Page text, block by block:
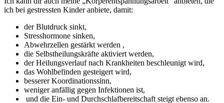
ich bei gestressten Kinder anbiete, damit:
der Blutdruck sinkt,
Stresshormone sinken,
Abwehrzellen gestärkt werden ,
die Selbstheilungskräfte aktiviert werden,
der Heilungsverlauf nach Krankheiten beschleunigt wird,
das Wohlbefinden gesteigert wird,
besserer Koordinationssinn,
weniger anfällig gegen Infektionen ist,
und die Ein- und Durchschlafbereitschaft steigt ebenso an.